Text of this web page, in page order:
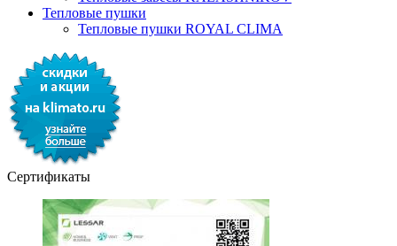
Тепловые пушки
Тепловые пушки ROYAL CLIMA
Сертификаты